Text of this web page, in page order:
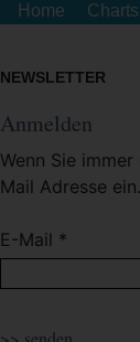
Home Charts
NEWSLETTER
Anmelden
Wenn Sie
Mail Adresse ein.
E-Mail *